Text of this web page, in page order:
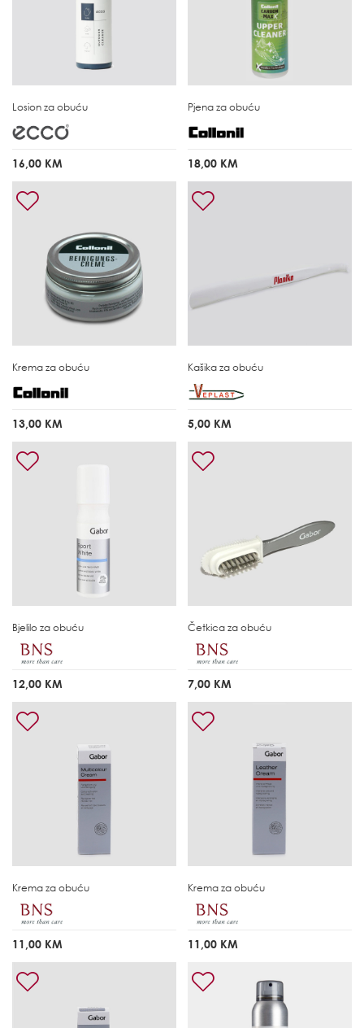
Losion za obuću
16,00 KM
Pjena za obuću
18,00 KM
Krema za obuću
13,00 KM
Kašika za obuću
5,00 KM
Bjelilo za obuću
12,00 KM
Četkica za obuću
7,00 KM
Krema za obuću
11,00 KM
Krema za obuću
11,00 KM